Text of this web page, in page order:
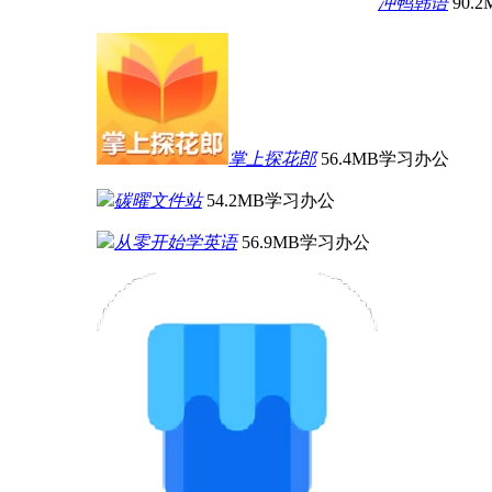
掌上探花郎 56.4MB学习办公
碳曜文件站 54.2MB学习办公
从零开始学英语 56.9MB学习办公